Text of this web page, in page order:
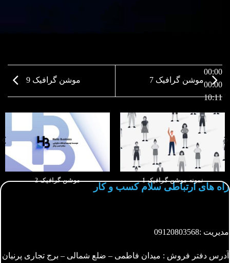
00:00
00:00
10:11
موشن گرافیک 7 موشن گرافیک 9
نمونه موشن گرافیک 1 موشن گرافیک 2
راه های ارتباطی سلام کسب و کار
مدیریت :09120803568
آدرس دفتر فروش : میدان فاطمی – ضلع شمالی – برج تجاری پرنیان